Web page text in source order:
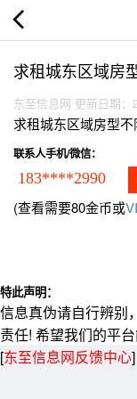
求租城东区域房
东至信息网 更新日期：
求租城东区域房型
联系人手机/微信：
183****2990
(查看需要80金币或
特此声明：
信息真伪请自行辨别
责任! 希望我们的平
[东至信息网反馈中心]